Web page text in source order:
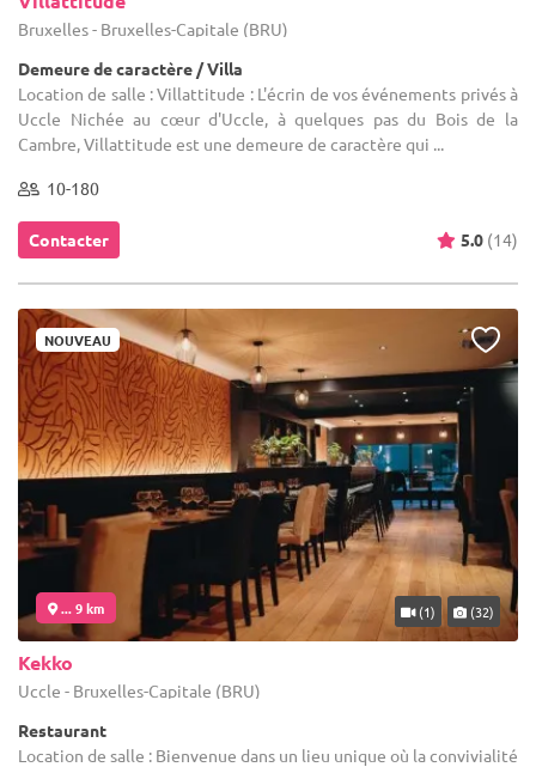
Bruxelles - Bruxelles-Capitale (BRU)
Demeure de caractère / Villa
Location de salle : Villattitude : L'écrin de vos événements privés à
Uccle Nichée au cœur d'Uccle, à quelques pas du Bois de la
Cambre, Villattitude est une demeure de caractère qui ...
10-180
Contacter 5.0 (14)
NOUVEAU
... 9 km (1) (32)
Kekko
Uccle - Bruxelles-Capitale (BRU)
Restaurant
Location de salle : Bienvenue dans un lieu unique où la convivialité